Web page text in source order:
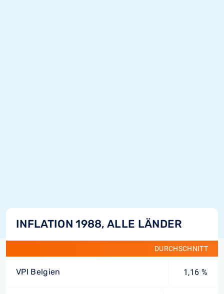
INFLATION 1988, ALLE LÄNDER
DURCHSCHNITT
VPI Belgien 1,16 %